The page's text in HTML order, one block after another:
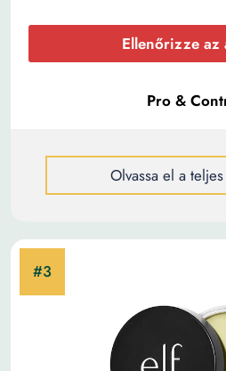
Ellenőrizze az
Olvassa el a